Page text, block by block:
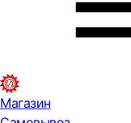
Магазин